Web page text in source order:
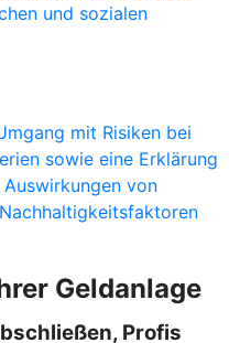
und sozialen
mit Risiken bei
sowie eine Erklärung
von
Geldanlage
Profis